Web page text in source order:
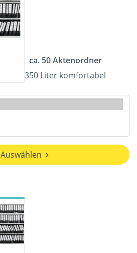
ca. 50 Aktenordner
350 Liter komfortabel
Auswählen